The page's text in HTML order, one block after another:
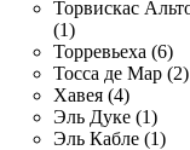
Торвискас
(1)
Торревьеха (6)
Тосса де Мар (2)
Хавея (4)
Эль Дуке (1)
Эль Кабле (1)